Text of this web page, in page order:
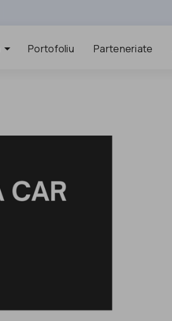
arrow_drop_down Portofoliu Parteneriate